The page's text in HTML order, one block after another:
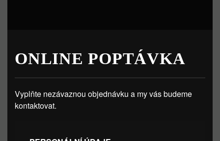
ONLINE POPTÁVKA
Vyplňte nezávaznou objednávku a my vás budeme
kontaktovat.